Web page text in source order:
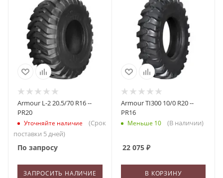
Armour L-2 20.5/70 R16 --
PR20
Уточняйте наличие
(Срок
поставки 5 дней)
По запросу
ЗАПРОСИТЬ НАЛИЧИЕ
Armour TI300 10/0 R20 --
PR16
Меньше 10 (В наличии)
22 075₽
В КОРЗИНУ